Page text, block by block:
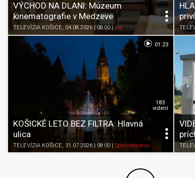
VÝCHOD NA DLANI: Múzeum
kinematografie v Medzeve
TELEVÍZIA KOŠICE, 04.08.2026 | 08:00 |Iné
KOŠICKÉ LETO BEZ FILTRA: Hlavná
ulica
TELEVÍZIA KOŠICE, 31.07.2026 | 08:00 | Spravodajstvo
183
videní
01:23